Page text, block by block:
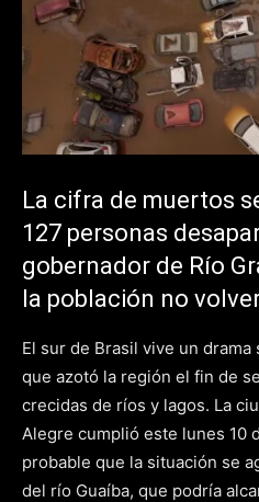
La cifra de muertos
127 personas
gobernador de Río
la población no
El sur de Brasil vive un
que azotó la región el fin de
crecidas de ríos y lagos. La
Alegre cumplió este lunes 10
probable que la situación se
del río Guaíba, que podría